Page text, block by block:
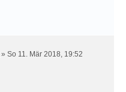
» So 11. Mär 2018, 19:52